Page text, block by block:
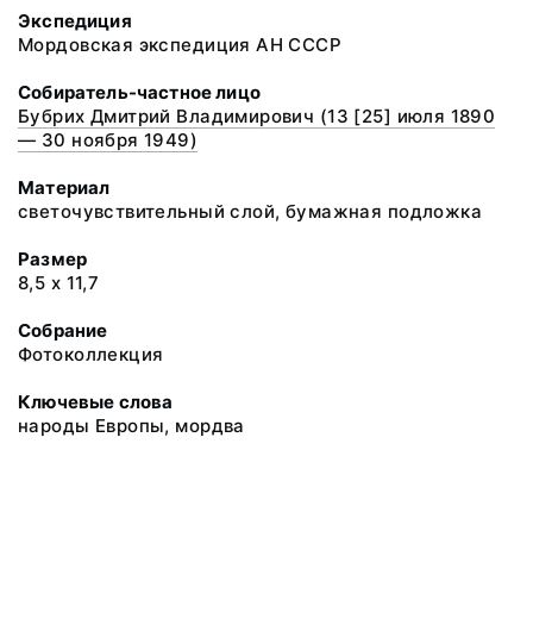
Экспедиция
Мордовская экспедиция АН СССР
Собиратель-частное лицо
Бубрих Дмитрий Владимирович (13 [25] июля 1890
— 30 ноября 1949)
Материал
светочувствительный слой, бумажная подложка
Размер
8,5 х 11,7
Собрание
Фотоколлекция
Ключевые слова
народы Европы, мордва